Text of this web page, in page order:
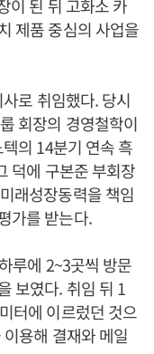
이 된 뒤 고화소 카
제품 중심의 사업을
로 취임했다. 당시
회장의 경영철학이
의 14분기 연속 흑
덕에 구본준 부회장
래성장동력을 책임
가를 받는다.
루에 2~3곳씩 방문
보였다. 취임 뒤 1
터에 이르렀던 것으
용해 결재와 메일